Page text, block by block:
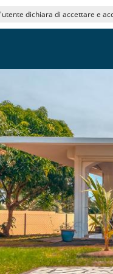
dichiara di accettare e